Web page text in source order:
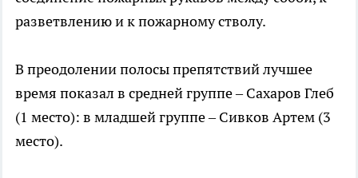
разветвлению и к пожарному стволу.
В преодолении полосы препятствий лучшее
время показал в средней группе – Сахаров Глеб
(1 место): в младшей группе – Сивков Артем (3
место).